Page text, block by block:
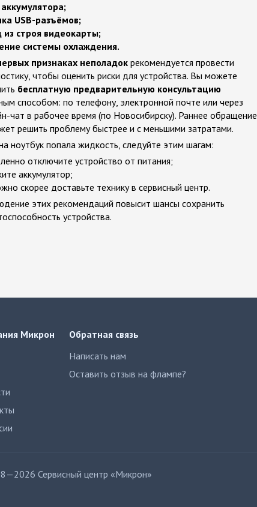
USB-разъёмов;
из строя видеокарты;
системы охлаждения.
признаках неполадокрекомендуется провести
чтобы оценить риски для устройства. Вы можете
бесплатную предварительную консультацию
способом: по телефону, электронной почте или через
чат в рабочее время (по Новосибирску). Раннее обращение
решить проблему быстрее и с меньшими затратами.
ноутбук попала жидкость, следуйте этим шагам:
отключите устройство от питания;
аккумулятор;
скорее доставьте технику в сервисный центр.
этих рекомендаций повысит шансы сохранить
устройства.
Микрон
Обратная связь
Написать нам
Оставить отзыв на флампе?
Сервисный центр «Микрон»